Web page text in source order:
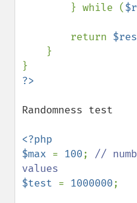
        } while (
        return
Randomness test
<?php
$max = 100; //
$test = 1000000;